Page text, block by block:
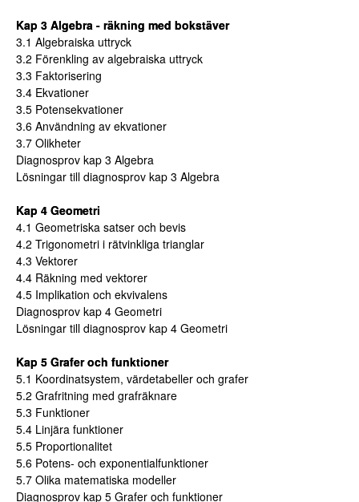
Kap 3 Algebra - räkning med bokstäver
3.1 Algebraiska uttryck
3.2 Förenkling av algebraiska uttryck
3.3 Faktorisering
3.4 Ekvationer
3.5 Potensekvationer
3.6 Användning av ekvationer
3.7 Olikheter
Diagnosprov kap 3 Algebra
Lösningar till diagnosprov kap 3 Algebra
Kap 4 Geometri
4.1 Geometriska satser och bevis
4.2 Trigonometri i rätvinkliga trianglar
4.3 Vektorer
4.4 Räkning med vektorer
4.5 Implikation och ekvivalens
Diagnosprov kap 4 Geometri
Lösningar till diagnosprov kap 4 Geometri
Kap 5 Grafer och funktioner
5.1 Koordinatsystem, värdetabeller och grafer
5.2 Grafritning med grafräknare
5.3 Funktioner
5.4 Linjära funktioner
5.5 Proportionalitet
5.6 Potens- och exponentialfunktioner
5.7 Olika matematiska modeller
Diagnosprov kap 5 Grafer och funktioner